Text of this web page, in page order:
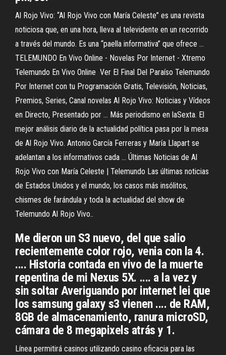
Al Rojo Vivo: “Al Rojo Vivo con María Celeste” es una revista
noticiosa que, en una hora, lleva al televidente en un recorrido
a través del mundo. Es una “paella informativa” que ofrece ...
TELEMUNDO En Vivo Online - Novelas Por Internet - Xtremo
Telemundo En Vivo Online ️ Ver El Final Del Paraíso Telemundo
Por Internet con tu Programación Gratis, Televisión, Noticias,
Premios, Series, Canal novelas Al Rojo Vivo: Noticias y Vídeos
en Directo, Presentado por ... Más periodismo en laSexta. El
mejor análisis diario de la actualidad política pasa por la mesa
de Al Rojo Vivo. Antonio García Ferreras y María Llapart se
adelantan a los informativos cada ... Últimas Noticias de Al
Rojo Vivo con María Celeste | Telemundo Las últimas noticias
de Estados Unidos y el mundo, los casos más insólitos,
chismes de farándula y toda la actualidad del show de
Telemundo Al Rojo Vivo..
Me dieron un S3 nuevo, del que salio
recientemente color rojo, venia con la 4.
.... Historia contada en vivo de la muerte
repentina de mi Nexus 5X. .... a la vez y
sin soltar Averiguando por internet lei que
los samsung galaxy s3 vienen .... de RAM,
8GB de almacenamiento, ranura microSD,
cámara de 8 megapixels atrás y 1.
Línea permitirá casinos utilizando casino eficacia para las